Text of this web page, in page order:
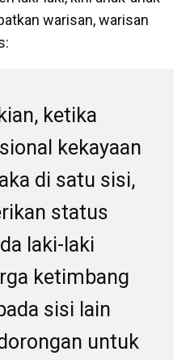
warisan, warisan
ketika
kekayaan
di satu sisi,
status
laki-laki
ketimbang
sisi lain
untuk